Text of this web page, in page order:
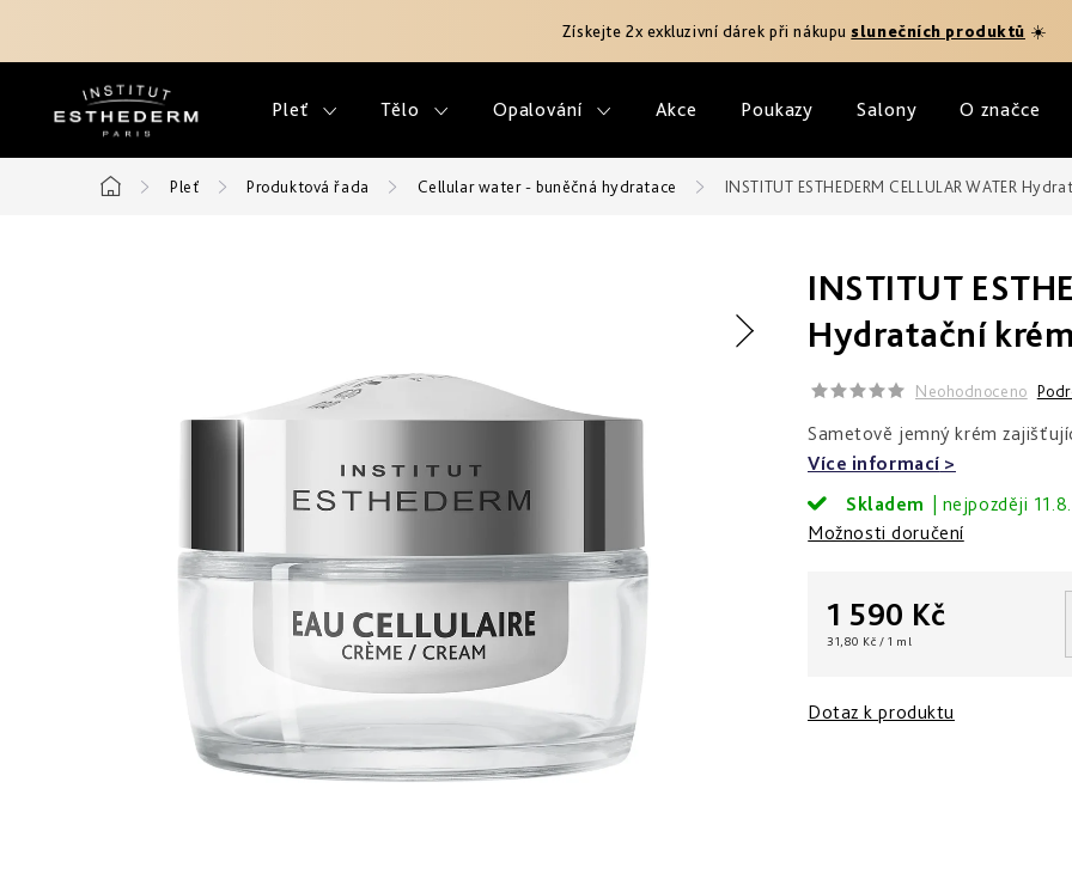
obsah
Získejte 2x exkluzivní dárek při nákupuslunečních produktů ☀️
Pleť Tělo Opalování Akce Poukazy Salony O značce
Domů
Pleť Produktová řada Cellular water - buněčná hydratace INSTITUT ESTHEDERM CELLULAR WATER
INSTITUT
Hydratační
Neohodnoceno
Sametově jemný krém
Více informací
Skladem
Možnosti doručení
1 590 Kč
Měrná
31,80 Kč / 1 ml
Dotaz k produktu